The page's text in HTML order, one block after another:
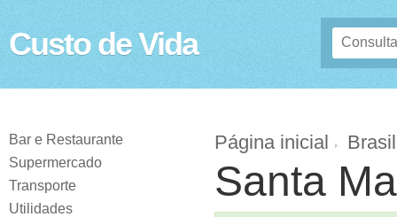
Custo de Vida
Bar e Restaurante
Supermercado
Transporte
Utilidades
Página inicial Brasil
Santa